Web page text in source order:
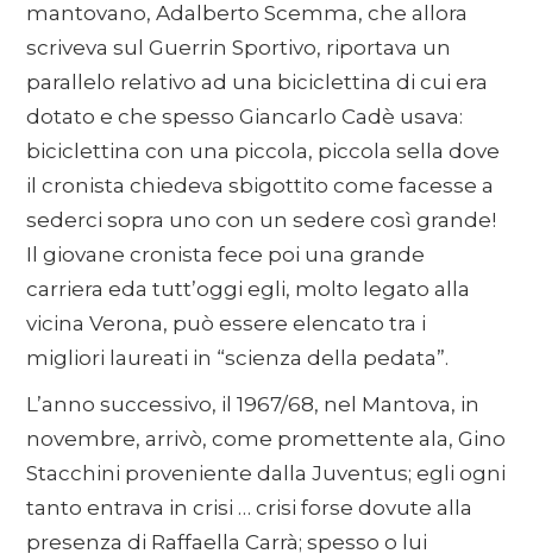
mantovano, Adalberto Scemma, che allora
scriveva sul Guerrin Sportivo, riportava un
parallelo relativo ad una biciclettina di cui era
dotato e che spesso Giancarlo Cadè usava:
biciclettina con una piccola, piccola sella dove
il cronista chiedeva sbigottito come facesse a
sederci sopra uno con un sedere così grande!
Il giovane cronista fece poi una grande
carriera eda tutt’oggi egli, molto legato alla
vicina Verona, può essere elencato tra i
migliori laureati in “scienza della pedata”.
L’anno successivo, il 1967/68, nel Mantova, in
novembre, arrivò, come promettente ala, Gino
Stacchini proveniente dalla Juventus; egli ogni
tanto entrava in crisi … crisi forse dovute alla
presenza di Raffaella Carrà; spesso o lui